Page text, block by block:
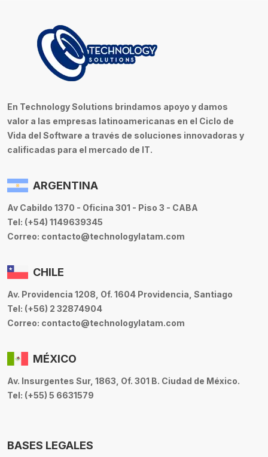
En Technology Solutions brindamos apoyo y damos
valor a las empresas latinoamericanas en el Ciclo de
Vida del Software a través de soluciones innovadoras y
calificadas para el mercado de IT.
ARGENTINA
Av Cabildo 1370 - Oficina 301 - Piso 3 - CABA
Tel: (+54) 1149639345
Correo: contacto@technologylatam.com
CHILE
Av. Providencia 1208, Of. 1604 Providencia, Santiago
Tel: (+56) 2 32874904
Correo: contacto@technologylatam.com
MÉXICO
Av. Insurgentes Sur, 1863, Of. 301 B. Ciudad de México.
Tel: (+55) 5 6631579
BASES LEGALES